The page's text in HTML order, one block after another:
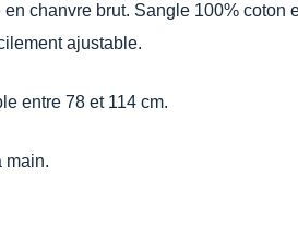
en chanvre brut. Sangle 100% coton
ajustable.
entre 78 et 114 cm.
main.